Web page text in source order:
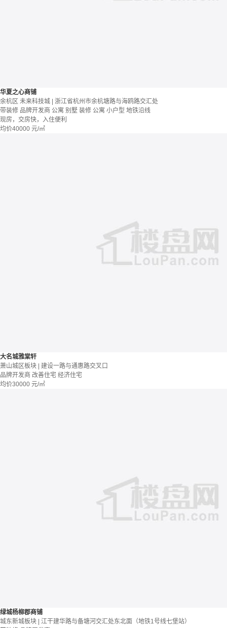
华夏之心商铺
余杭区 未来科技城 | 浙江省杭州市余杭塘路与海鸥路交汇处
带装修 品牌开发商 公寓 别墅 装修 公寓 小户型 地铁沿线
现房，交房快，入住便利
均价40000 元/㎡
大名城雅棠轩
萧山城区板块 | 建设一路与通惠路交叉口
品牌开发商 改善住宅 经济住宅
均价30000 元/㎡
绿城杨柳郡商铺
城东新城板块 | 江干建华路与备塘河交汇处东北面（地铁1号线七堡站）